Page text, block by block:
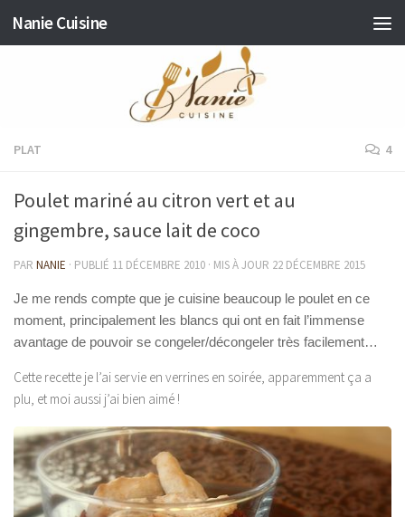
Skip to content
Nanie Cuisine
PLAT 4
Poulet mariné au citron vert et au
gingembre, sauce lait de coco
PAR NANIE · PUBLIÉ 11 DÉCEMBRE 2010 · MIS À JOUR 22 DÉCEMBRE 2015
Je me rends compte que je cuisine beaucoup le poulet en ce
moment, principalement les blancs qui ont en fait l’immense
avantage de pouvoir se congeler/décongeler très facilement…
Cette recette je l’ai servie en verrines en soirée, apparemment ça a
plu, et moi aussi j’ai bien aimé !